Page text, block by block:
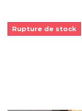
Rupture de stock